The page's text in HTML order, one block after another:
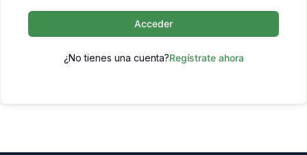
Acceder
¿No tienes una cuenta?Regístrate ahora